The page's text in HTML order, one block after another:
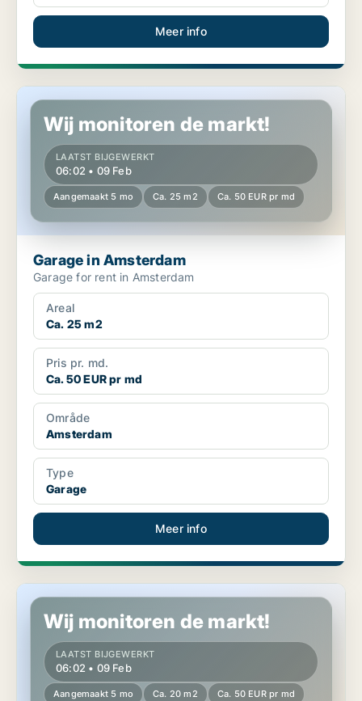
Meer info
Garage in Amsterdam
Wij monitoren de markt!
LAATST BIJGEWERKT
06:02 • 09 Feb
Aangemaakt 5 mo Ca. 25 m2 Ca. 50 EUR pr md
Garage in Amsterdam
Garage for rent in Amsterdam
Areal
Ca. 25 m2
Pris pr. md.
Ca. 50 EUR pr md
Område
Amsterdam
Type
Garage
Meer info
Garage in Amsterdam
Wij monitoren de markt!
LAATST BIJGEWERKT
06:02 • 09 Feb
Aangemaakt 5 mo Ca. 20 m2 Ca. 50 EUR pr md